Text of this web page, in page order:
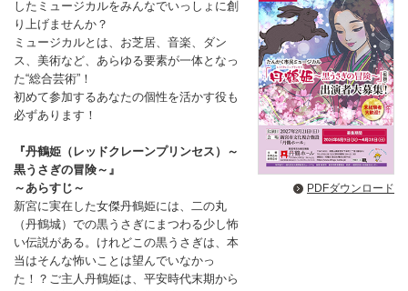
したミュージカルをみんなでいっしょに創
り上げませんか？
ミュージカルとは、お芝居、音楽、ダン
ス、美術など、あらゆる要素が一体となっ
た“総合芸術”！
初めて参加するあなたの個性を活かす役も
必ずあります！
『丹鶴姫（レッドクレーンプリンセス）～
黒うさぎの冒険～』
～あらすじ～
新宮に実在した女傑丹鶴姫には、二の丸
（丹鶴城）での黒うさぎにまつわる少し怖
い伝説がある。けれどこの黒うさぎは、本
当はそんな怖いことは望んでいなかっ
た！？ご主人丹鶴姫は、平安時代末期から
PDFダウンロード